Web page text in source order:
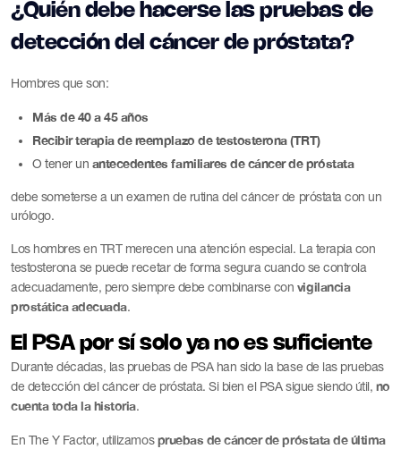
¿Quién debe hacerse las pruebas de
detección del cáncer de próstata?
Hombres que son:
Más de 40 a 45 años
Recibir terapia de reemplazo de testosterona (TRT)
O tener un antecedentes familiares de cáncer de próstata
debe someterse a un examen de rutina del cáncer de próstata con un
urólogo.
Los hombres en TRT merecen una atención especial. La terapia con
testosterona se puede recetar de forma segura cuando se controla
adecuadamente, pero siempre debe combinarse con vigilancia
prostática adecuada.
El PSA por sí solo ya no es suficiente
Durante décadas, las pruebas de PSA han sido la base de las pruebas
de detección del cáncer de próstata. Si bien el PSA sigue siendo útil, no
cuenta toda la historia.
En The Y Factor, utilizamospruebas de cáncer de próstata de última